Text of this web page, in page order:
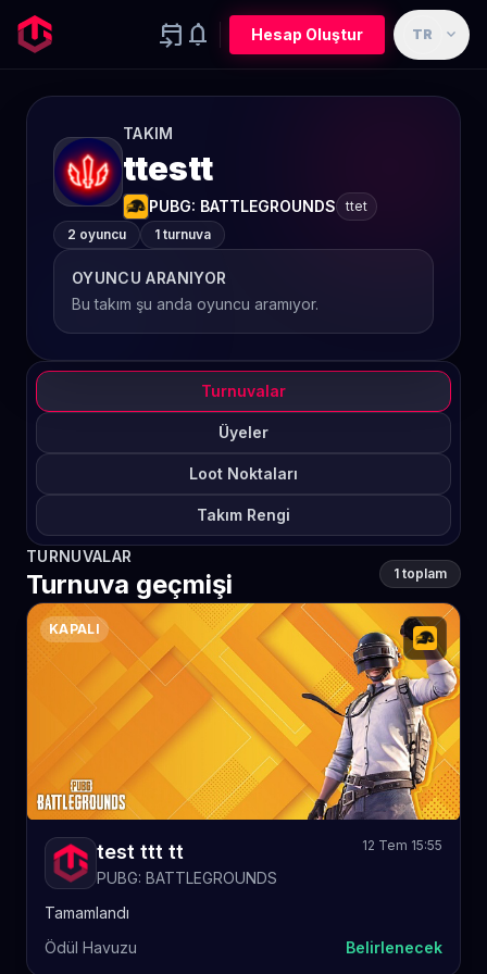
event_upcoming notifications Hesap Oluştur TR expand_more
TAKIM
ttestt
PUBG: BATTLEGROUNDS
ttet
2 oyuncu
1 turnuva
OYUNCU ARANIYOR
Bu takım şu anda oyuncu aramıyor.
Turnuvalar
Üyeler
Loot Noktaları
Takım Rengi
TURNUVALAR
Turnuva geçmişi 1 toplam
KAPALI
test ttt tt
PUBG: BATTLEGROUNDS
12 Tem 15:55
Tamamlandı
Ödül Havuzu
Belirlenecek